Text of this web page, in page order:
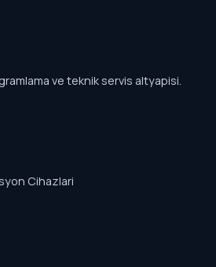
ve teknik servis altyapisi.
Cihazlari